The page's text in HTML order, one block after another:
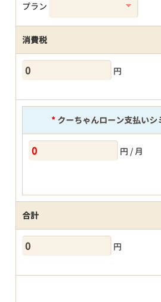
プラン
消費税
円
*クーちゃんローン支払いシ
円 / 月
合計
円